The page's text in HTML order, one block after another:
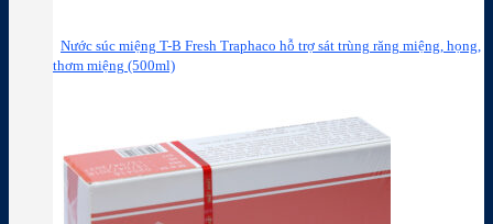
Nước súc miệng T-B Fresh Traphaco hỗ trợ sát trùng răng miệng, họng,
thơm miệng (500ml)